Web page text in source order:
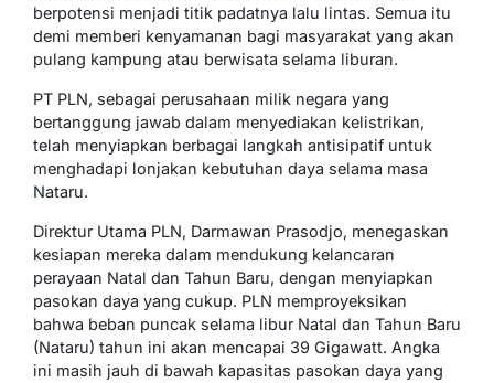
berpotensi menjadi titik padatnya lalu lintas. Semua itu
demi memberi kenyamanan bagi masyarakat yang akan
pulang kampung atau berwisata selama liburan.
PT PLN, sebagai perusahaan milik negara yang
bertanggung jawab dalam menyediakan kelistrikan,
telah menyiapkan berbagai langkah antisipatif untuk
menghadapi lonjakan kebutuhan daya selama masa
Nataru.
Direktur Utama PLN, Darmawan Prasodjo, menegaskan
kesiapan mereka dalam mendukung kelancaran
perayaan Natal dan Tahun Baru, dengan menyiapkan
pasokan daya yang cukup. PLN memproyeksikan
bahwa beban puncak selama libur Natal dan Tahun Baru
(Nataru) tahun ini akan mencapai 39 Gigawatt. Angka
ini masih jauh di bawah kapasitas pasokan daya yang